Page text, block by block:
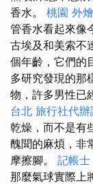
香水。 桃園 外燴
管香水看起來像
古埃及和美索不
個年齡，它們的
多研究發現的那
物，許多男性已
台北 旅行社代辦
乾燥，而不是有
醜聞的麻煩，非
摩擦腳。 記帳士
那麼氣球實際上